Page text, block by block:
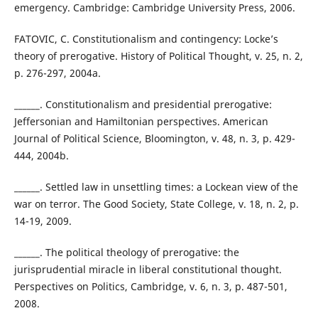
emergency. Cambridge: Cambridge University Press, 2006.
FATOVIC, C. Constitutionalism and contingency: Locke’s
theory of prerogative. History of Political Thought, v. 25, n. 2,
p. 276-297, 2004a.
______. Constitutionalism and presidential prerogative:
Jeffersonian and Hamiltonian perspectives. American
Journal of Political Science, Bloomington, v. 48, n. 3, p. 429-
444, 2004b.
______. Settled law in unsettling times: a Lockean view of the
war on terror. The Good Society, State College, v. 18, n. 2, p.
14-19, 2009.
______. The political theology of prerogative: the
jurisprudential miracle in liberal constitutional thought.
Perspectives on Politics, Cambridge, v. 6, n. 3, p. 487-501,
2008.